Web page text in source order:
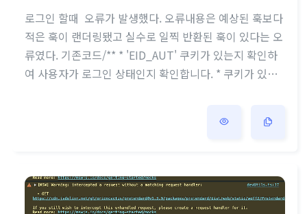
로그인 할때 오류가 발생했다. 오류내용은 예상된 훅보다
적은 훅이 랜더링됐고 실수로 일찍 반환된 훅이 있다는 오
류였다. 기존코드/** * 'EID_AUT' 쿠키가 있는지 확인하
여 사용자가 로그인 상태인지 확인합니다. * 쿠키가 있는
ffect(() => {..